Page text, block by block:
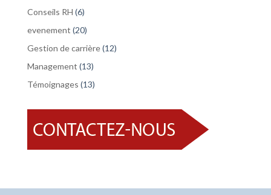
Conseils RH (6)
evenement (20)
Gestion de carrière(12)
Management (13)
Témoignages (13)